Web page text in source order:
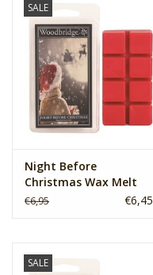
SALE
Night Before
Christmas Wax Melt
€6,95 €6,45
SALE